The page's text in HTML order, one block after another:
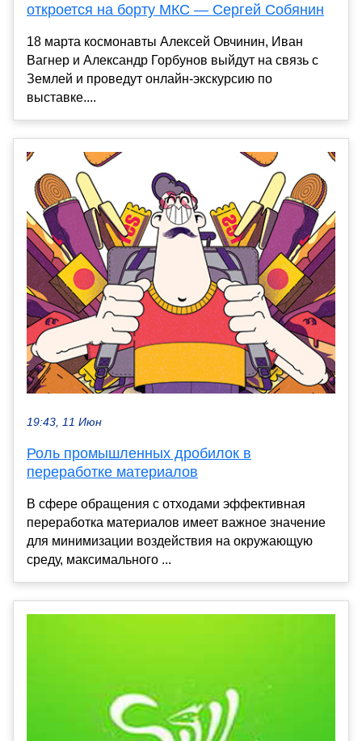
откроется на борту МКС — Сергей Собянин
18 марта космонавты Алексей Овчинин, Иван
Вагнер и Александр Горбунов выйдут на связь с
Землей и проведут онлайн-экскурсию по
выставке....
19:43, 11 Июн
Роль промышленных дробилок в
переработке материалов
В сфере обращения с отходами эффективная
переработка материалов имеет важное значение
для минимизации воздействия на окружающую
среду, максимального ...